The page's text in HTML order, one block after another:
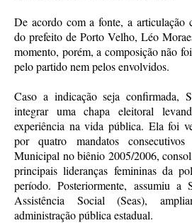
De acordo com a fonte, a articulação
do prefeito de Porto Velho, Léo
momento, porém, a composição não
pelo partido nem pelos envolvidos.
Caso a indicação seja confirmada,
integrar uma chapa eleitoral
experiência na vida pública. Ela foi
por quatro mandatos
Municipal no biênio 2005/2006,
principais lideranças femininas da
período. Posteriormente, assumiu a
Assistência Social (Seas),
administração pública estadual.